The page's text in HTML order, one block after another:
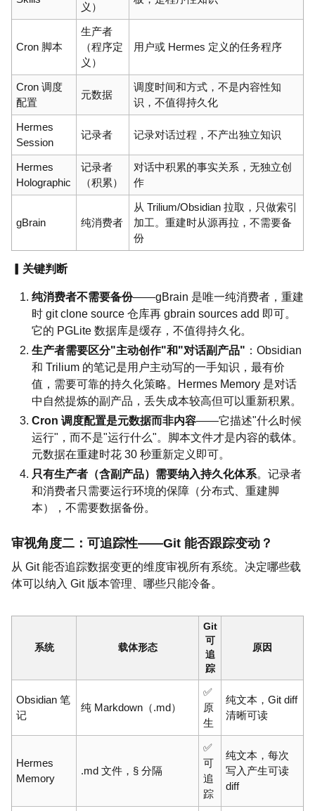
义）
Cron 脚本
生产者
（程序定
义）
用户或 Hermes 定义的任务程序
Cron 调度
配置
元数据
调度时间和方式，不是内容性知
识，不值得持久化
Hermes
Session
记录者 记录对话过程，不产出独立知识
Hermes
Holographic
记录者
（积累）
对话中积累的事实关系，无独立创
作
gBrain 纯消费者
从 Trilium/Obsidian 拉取，只做索引
加工。重建时从源再拉，不需要备
份
▎关键判断
纯消费者不需要备份——gBrain 是唯一纯消费者，重建
时 git clone source 仓库再 gbrain sources add 即可。
它的 PGLite 数据库是缓存，不值得持久化。
生产者需要区分"主动创作"和"对话副产品" ：Obsidian
和 Trilium 的笔记是用户主动写的一手知识，最有价
值，需要可靠的持久化策略。Hermes Memory 是对话
中自然提炼的副产品，丢失成本较高但可以重新积累。
Cron 调度配置是元数据而非内容——它描述"什么时候
运行"，而不是"运行什么"。脚本文件才是内容的载体。
元数据在重建时花 30 秒重新定义即可。
只有生产者（含副产品）需要纳入持久化体系。记录者
和消费者只需要运行环境的保障（分布式、重建脚
本），不需要数据备份。
审视角度二：可追踪性——Git 能否跟踪变动？
从 Git 能否追踪数据变更的维度审视所有系统。决定哪些载
体可以纳入 Git 版本管理、哪些只能冷备。
系统 载体形态
Git
可
追
踪
原因
Obsidian 笔
记
纯 Markdown（.md）
✅
原
生
纯文本，Git diff
清晰可读
Hermes
Memory
.md 文件，§ 分隔
✅
可
追
踪
纯文本，每次
写入产生可读
diff